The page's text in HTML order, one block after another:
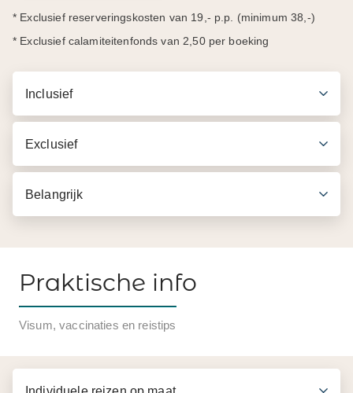
* Exclusief reserveringskosten van 19,- p.p. (minimum 38,-)
* Exclusief calamiteitenfonds van 2,50 per boeking
Inclusief
Exclusief
Belangrijk
Inbegrepen in de prijs
Hapjes op de markt
Praktische info
Visum, vaccinaties en reistips